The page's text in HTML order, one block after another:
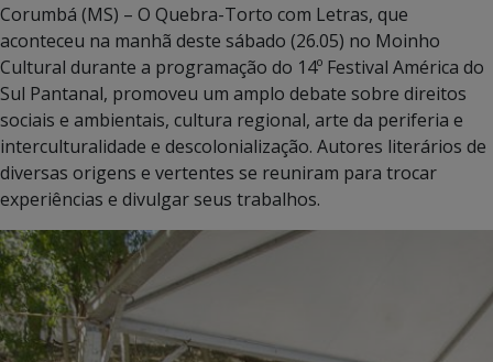
Corumbá (MS) – O Quebra-Torto com Letras, que
aconteceu na manhã deste sábado (26.05) no Moinho
Cultural durante a programação do 14º Festival América do
Sul Pantanal, promoveu um amplo debate sobre direitos
sociais e ambientais, cultura regional, arte da periferia e
interculturalidade e descolonialização. Autores literários de
diversas origens e vertentes se reuniram para trocar
experiências e divulgar seus trabalhos.